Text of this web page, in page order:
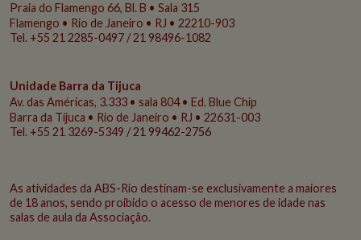
Praia do Flamengo 66, Bl. B • Sala 315
Flamengo • Rio de Janeiro • RJ • 22210-903
Tel. +55 21 2285-0497 / 21 98496-1082
Unidade Barra da Tijuca
Av. das Américas, 3.333 • sala 804 • Ed. Blue Chip
Barra da Tijuca • Rio de Janeiro • RJ • 22631-003
Tel. +55 21 3269-5349 /21 99462-2756
As atividades da ABS-Rio destinam-se exclusivamente a maiores
de 18 anos, sendo proibido o acesso de menores de idade nas
salas de aula da Associação.